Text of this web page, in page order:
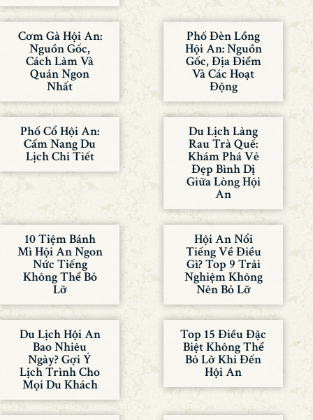
Cơm Gà Hội An:
Nguồn Gốc,
Cách Làm Và
Quán Ngon
Nhất
Phố Đèn Lồng
Hội An: Nguồn
Gốc, Địa Điểm
Và Các Hoạt
Động
Phố Cổ Hội An:
Cẩm Nang Du
Lịch Chi Tiết
Du Lịch Làng
Rau Trà Quế:
Khám Phá Vẻ
Đẹp Bình Dị
Giữa Lòng Hội
An
10 Tiệm Bánh
Mì Hội An Ngon
Nức Tiếng
Không Thể Bỏ
Lỡ
Hội An Nổi
Tiếng Về Điều
Gì? Top 9 Trải
Nghiệm Không
Nên Bỏ Lỡ
Du Lịch Hội An
Bao Nhiêu
Ngày? Gợi Ý
Lịch Trình Cho
Mọi Du Khách
Top 15 Điều Đặc
Biệt Không Thể
Bỏ Lỡ Khi Đến
Hội An